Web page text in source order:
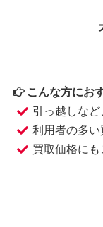
こんな方にお
引っ越しな
利用者の多
買取価格に